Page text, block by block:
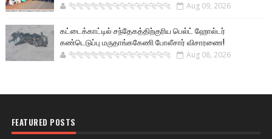
🐅🐅🐅🐅🐅🐅🐆🐆🐆🐆🐆🐆🐆🐆 Aug 09, 2026
கட்டைக்காட்டில் சந்தேகத்திற்குரிய பெல்ட் ஹோல்டர்
கண்டெடுப்பு மருதாங்ககேணி போலீசார் விசாரணை!
🐅🐅🐅🐅🐅🐅🐆🐆🐆🐆🐆🐆🐆🐆 Aug 08, 2026
FEATURED POSTS